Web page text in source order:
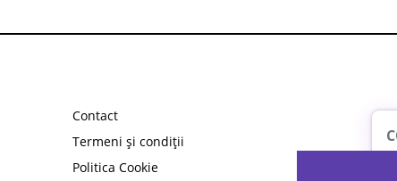
Contact
Termeni și condiții
Politica Cookie